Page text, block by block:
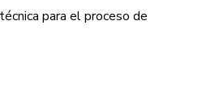
para el proceso de